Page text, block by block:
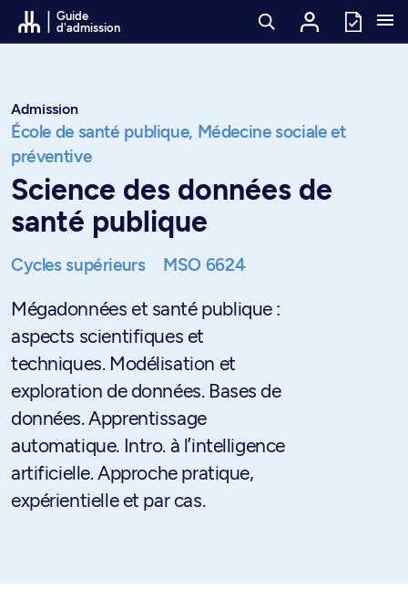
Passer au contenu
Guide
d'admission
Admission
École de santé publique, Médecine sociale et
préventive
Science des données de
santé publique
Cycles supérieurs MSO 6624
Mégadonnées et santé publique :
aspects scientifiques et
techniques. Modélisation et
exploration de données. Bases de
données. Apprentissage
automatique. Intro. à l’intelligence
artificielle. Approche pratique,
expérientielle et par cas.